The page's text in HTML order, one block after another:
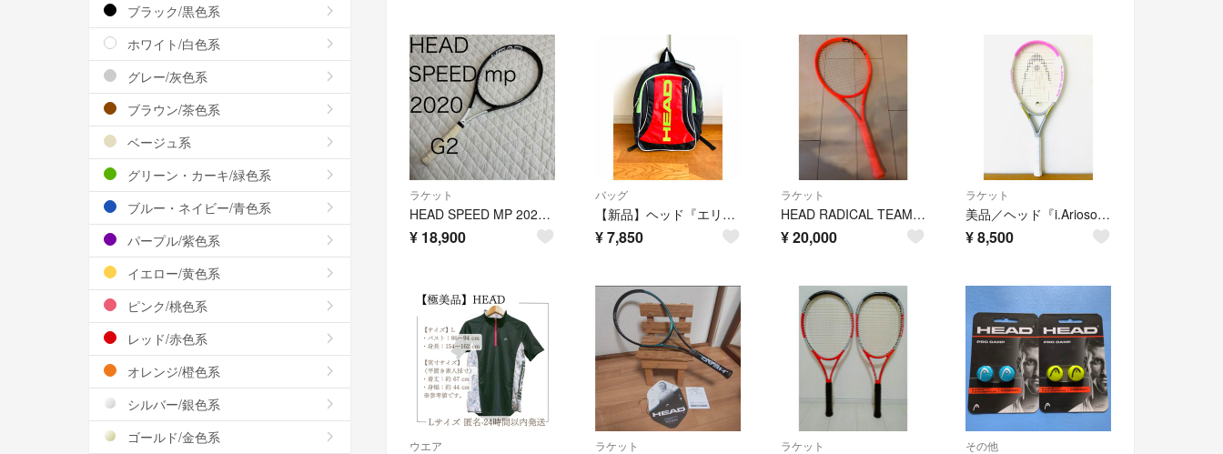
ラケット
HEAD SPEED MP 2020 G2 Graphene 360+ ジョコビッチ
¥ 18,900
バッグ
【新品】ヘッド『エリート／ELITE』ラケットバッグ／リュック／廃盤／海外限定品
¥7,850
ラケット
HEAD RADICAL TEAM 2025 G2 ラジカル チーム テニスラケット
¥20,000
ラケット
美品／ヘッド『i.Arioso アリオーソ』テニスラケット／G1／初心者／ピンク
¥8,500
ウエア ラケット ラケット その他
ブラック/黒色系
ホワイト/白色系
グレー/灰色系
ブラウン/茶色系
ベージュ系
グリーン・カーキ/緑色系
ブルー・ネイビー/青色系
パープル/紫色系
イエロー/黄色系
ピンク/桃色系
レッド/赤色系
オレンジ/橙色系
シルバー/銀色系
ゴールド/金色系